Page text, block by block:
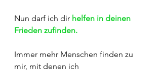
Nun darf ich dir helfen in deinen
Frieden zufinden.
Immer mehr Menschen finden zu
mir, mit denen ich